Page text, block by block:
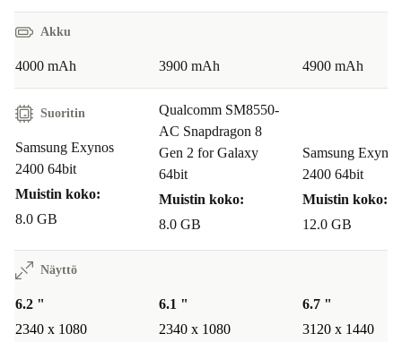
Akku
4000 mAh 3900 mAh 4900 mAh
Suoritin
Samsung Exynos
2400 64bit
Muistin koko:
8.0 GB
Qualcomm SM8550-
AC Snapdragon 8
Gen 2 for Galaxy
64bit
Muistin koko:
8.0 GB
Samsung Exynos
2400 64bit
Muistin koko:
12.0 GB
Näyttö
6.2 "
2340 x 1080
6.1 "
2340 x 1080
6.7 "
3120 x 1440